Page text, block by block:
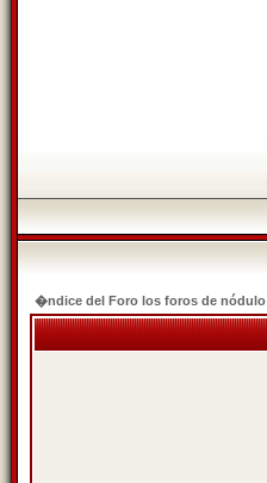
�ndice del Foro los foros de nódulo